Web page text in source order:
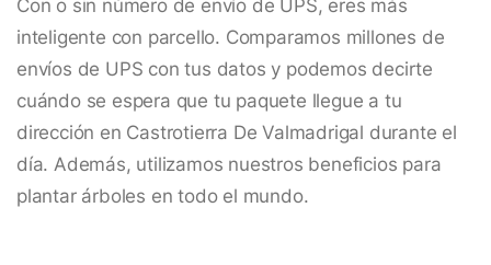
Con o sin número de envío de UPS, eres más
inteligente con parcello. Comparamos millones de
envíos de UPS con tus datos y podemos decirte
cuándo se espera que tu paquete llegue a tu
dirección en Castrotierra De Valmadrigal durante el
día. Además, utilizamos nuestros beneficios para
plantar árboles en todo el mundo.